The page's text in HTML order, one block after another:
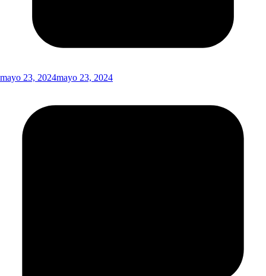
mayo 23, 2024mayo 23, 2024